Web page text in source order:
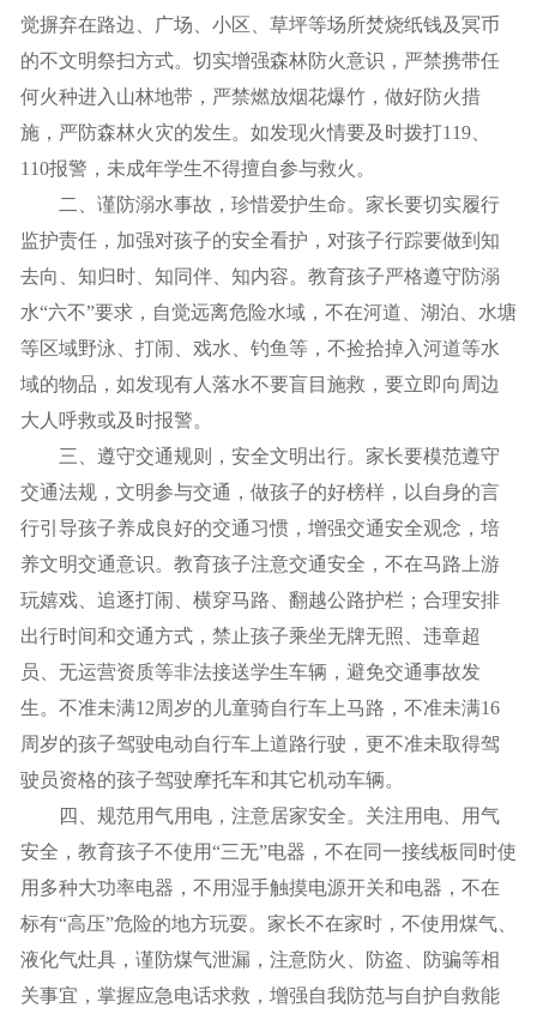
觉摒弃在路边、广场、小区、草坪等场所焚烧纸钱及冥币
的不文明祭扫方式。切实增强森林防火意识，严禁携带任
何火种进入山林地带，严禁燃放烟花爆竹，做好防火措
施，严防森林火灾的发生。如发现火情要及时拨打119、
110报警，未成年学生不得擅自参与救火。
二、谨防溺水事故，珍惜爱护生命。家长要切实履行
监护责任，加强对孩子的安全看护，对孩子行踪要做到知
去向、知归时、知同伴、知内容。教育孩子严格遵守防溺
水“六不”要求，自觉远离危险水域，不在河道、湖泊、水塘
等区域野泳、打闹、戏水、钓鱼等，不捡拾掉入河道等水
域的物品，如发现有人落水不要盲目施救，要立即向周边
大人呼救或及时报警。
三、遵守交通规则，安全文明出行。家长要模范遵守
交通法规，文明参与交通，做孩子的好榜样，以自身的言
行引导孩子养成良好的交通习惯，增强交通安全观念，培
养文明交通意识。教育孩子注意交通安全，不在马路上游
玩嬉戏、追逐打闹、横穿马路、翻越公路护栏；合理安排
出行时间和交通方式，禁止孩子乘坐无牌无照、违章超
员、无运营资质等非法接送学生车辆，避免交通事故发
生。不准未满12周岁的儿童骑自行车上马路，不准未满16
周岁的孩子驾驶电动自行车上道路行驶，更不准未取得驾
驶员资格的孩子驾驶摩托车和其它机动车辆。
四、规范用气用电，注意居家安全。关注用电、用气
安全，教育孩子不使用“三无”电器，不在同一接线板同时使
用多种大功率电器，不用湿手触摸电源开关和电器，不在
标有“高压”危险的地方玩耍。家长不在家时，不使用煤气、
液化气灶具，谨防煤气泄漏，注意防火、防盗、防骗等相
关事宜，掌握应急电话求救，增强自我防范与自护自救能